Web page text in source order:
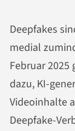
Deepfakes
medial
Februar
dazu, KI-
Videoinhalte
Deepfake-